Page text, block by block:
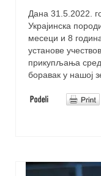
Дана 31.5.2022.
Украјинска
месеци и 8
установе
прикупљања
боравак у нашој